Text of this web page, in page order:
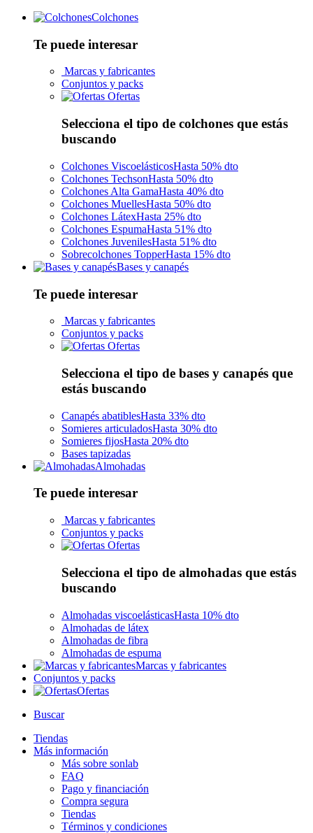
Colchones
Te puede interesar
Marcas y fabricantes
Conjuntos y packs
Ofertas
Selecciona el tipo de colchones que estás
buscando
Colchones ViscoelásticosHasta 50% dto
Colchones TechsonHasta 50% dto
Colchones Alta GamaHasta 40% dto
Colchones MuellesHasta 50% dto
Colchones LátexHasta 25% dto
Colchones EspumaHasta 51% dto
Colchones JuvenilesHasta 51% dto
Sobrecolchones TopperHasta 15% dto
Bases y canapés
Te puede interesar
Marcas y fabricantes
Conjuntos y packs
Ofertas
Selecciona el tipo de bases y canapés que
estás buscando
Canapés abatiblesHasta 33% dto
Somieres articuladosHasta 30% dto
Somieres fijosHasta 20% dto
Bases tapizadas
Almohadas
Te puede interesar
Marcas y fabricantes
Conjuntos y packs
Ofertas
Selecciona el tipo de almohadas que estás
buscando
Almohadas viscoelásticasHasta 10% dto
Almohadas de látex
Almohadas de fibra
Almohadas de espuma
Marcas y fabricantes
Conjuntos y packs
Ofertas
Buscar
Tiendas
Más información
Más sobre sonlab
FAQ
Pago y financiación
Compra segura
Tiendas
Términos y condiciones